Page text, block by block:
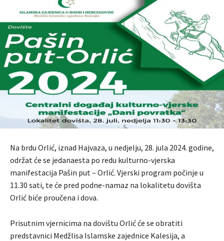
Na brdu Orlić, iznad Hajvaza, u nedjelju, 28. jula 2024. godine,
održat će se jedanaesta po redu kulturno-vjerska
manifestacija Pašin put – Orlić. Vjerski program počinje u
11.30 sati, te će pred podne-namaz na lokalitetu dovišta
Orlić biće proučena i dova.
Prisutnim vjernicima na dovištu Orlić će se obratiti
predstavnici Medžlisa Islamske zajednice Kalesija, a